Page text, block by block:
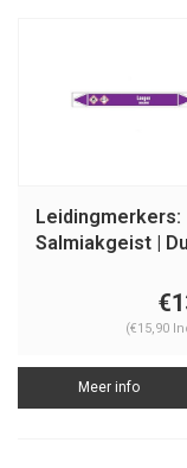
Leidingmerkers:
Salmiakgeist |
(€15,90
Meer info